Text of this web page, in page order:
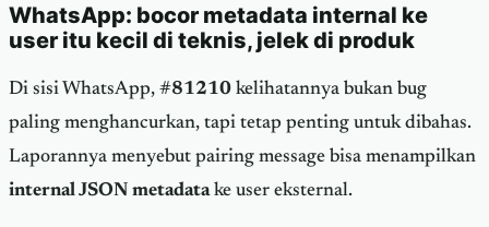
WhatsApp: bocor metadata internal ke
user itu kecil di teknis, jelek di produk
Di sisi WhatsApp, #81210 kelihatannya bukan bug
paling menghancurkan, tapi tetap penting untuk dibahas.
Laporannya menyebut pairing message bisa menampilkan
internal JSON metadatake user eksternal.